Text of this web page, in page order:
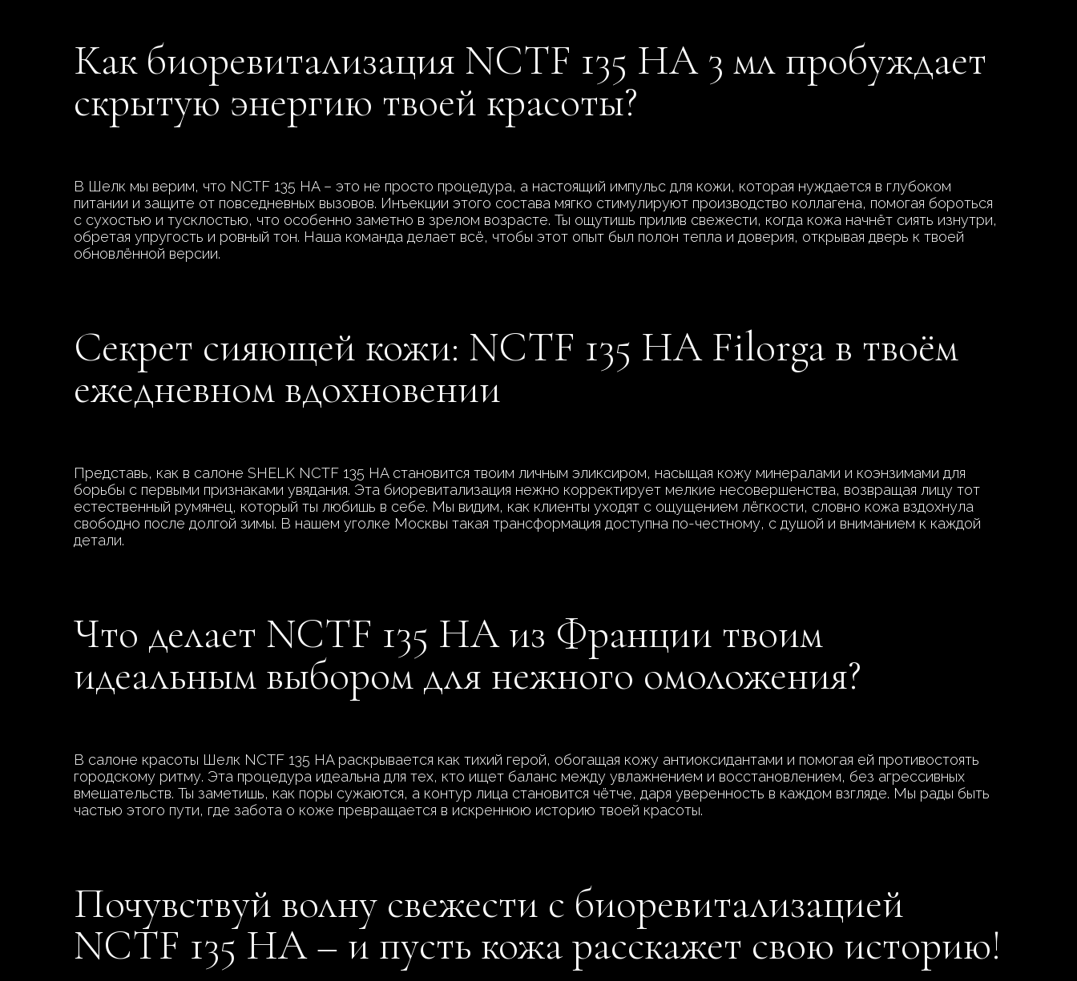
Как биоревитализация NCTF 135 HA 3 мл пробуждает
скрытую энергию твоей красоты?
В Шелк мы верим, что NCTF 135 HA – это не просто процедура, а настоящий импульс для кожи, которая нуждается в глубоком
питании и защите от повседневных вызовов. Инъекции этого состава мягко стимулируют производство коллагена, помогая бороться
с сухостью и тусклостью, что особенно заметно в зрелом возрасте. Ты ощутишь прилив свежести, когда кожа начнёт сиять изнутри,
обретая упругость и ровный тон. Наша команда делает всё, чтобы этот опыт был полон тепла и доверия, открывая дверь к твоей
обновлённой версии.
Секрет сияющей кожи: NCTF 135 HA Filorga в твоём
ежедневном вдохновении
Представь, как в салоне SHELK NCTF 135 HA становится твоим личным эликсиром, насыщая кожу минералами и коэнзимами для
борьбы с первыми признаками увядания. Эта биоревитализация нежно корректирует мелкие несовершенства, возвращая лицу тот
естественный румянец, который ты любишь в себе. Мы видим, как клиенты уходят с ощущением лёгкости, словно кожа вздохнула
свободно после долгой зимы. В нашем уголке Москвы такая трансформация доступна по-честному, с душой и вниманием к каждой
детали.
Что делает NCTF 135 HA из Франции твоим
идеальным выбором для нежного омоложения?
В салоне красоты Шелк NCTF 135 HA раскрывается как тихий герой, обогащая кожу антиоксидантами и помогая ей противостоять
городскому ритму. Эта процедура идеальна для тех, кто ищет баланс между увлажнением и восстановлением, без агрессивных
вмешательств. Ты заметишь, как поры сужаются, а контур лица становится чётче, даря уверенность в каждом взгляде. Мы рады быть
частью этого пути, где забота о коже превращается в искреннюю историю твоей красоты.
Почувствуй волну свежести с биоревитализацией
NCTF 135 HA – и пусть кожа расскажет свою историю!